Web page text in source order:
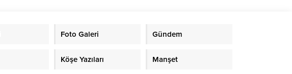
Foto Galeri Gündem
Köşe Yazıları Manşet